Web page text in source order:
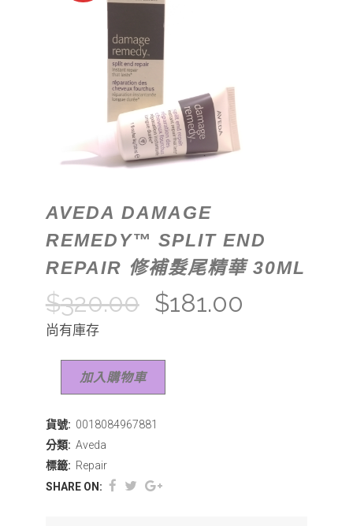
AVEDA DAMAGE
REMEDY™ SPLIT END
REPAIR 修補髮尾精華 30ML
$320.00 $181.00
尚有庫存
加入購物車
貨號: 0018084967881
分類: Aveda
標籤: Repair
SHARE ON: